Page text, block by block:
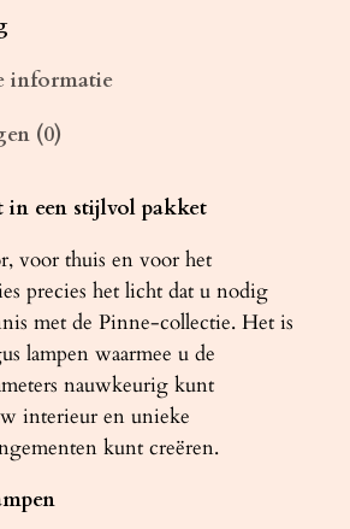
informatie
(0)
een stijlvol pakket
voor thuis en voor het
precies het licht dat u nodig
met de Pinne-collectie. Het is
lampen waarmee u de
nauwkeurig kunt
interieur en unieke
kunt creëren.